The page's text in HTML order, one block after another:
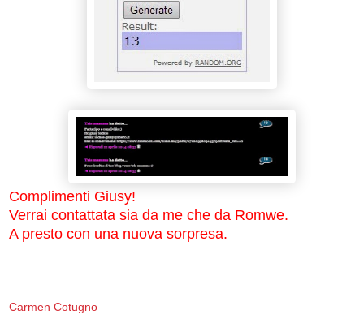
Complimenti Giusy!
Verrai contattata sia da me che da Romwe.
A presto con una nuova sorpresa.
Carmen Cotugno